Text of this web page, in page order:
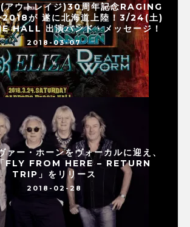
ウトレイジ)30周年記念RAGING
が 遂に北海道上陸！3/24(土)
HALL 出演バンド・メッセージ！
2018-03-07
ァー・ホーンをヴォーカルに迎え、
FLY FROM HERE – RETURN
TRIP」をリリース
2018-02-28